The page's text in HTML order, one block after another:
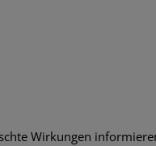
Wirkungen